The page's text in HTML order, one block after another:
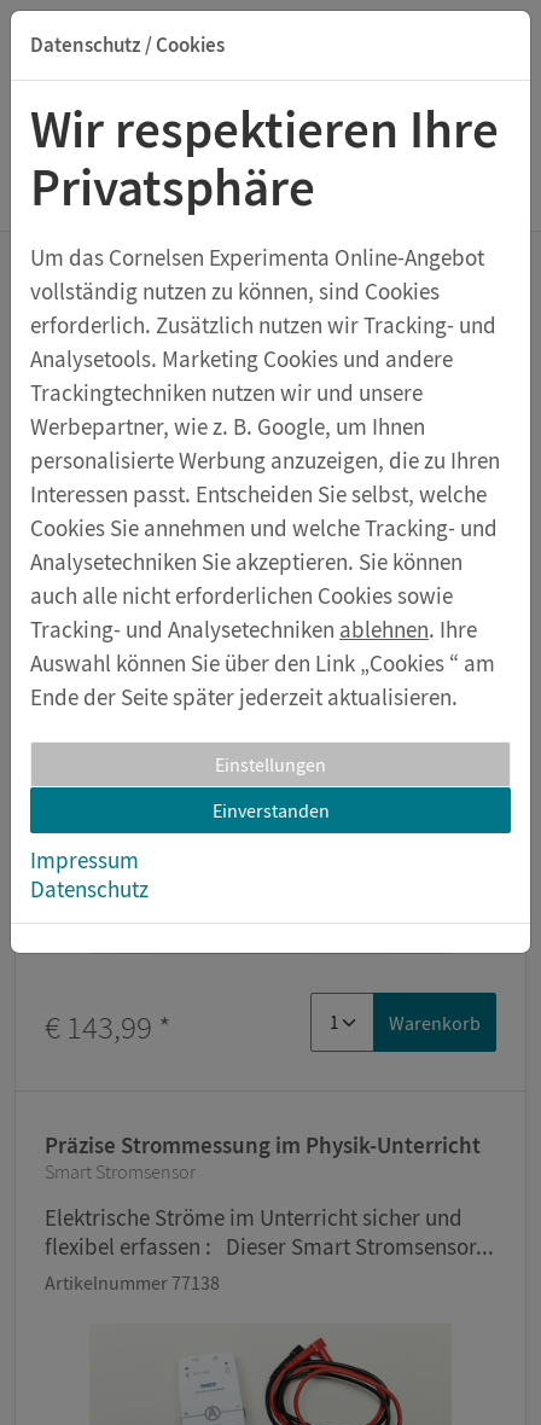
Datenschutz / Cookies
Wir respektieren Ihre
Privatsphäre
Um das Cornelsen Experimenta Online-Angebot
vollständig nutzen zu können, sind Cookies
erforderlich. Zusätzlich nutzen wir Tracking- und
Analysetools. Marketing Cookies und andere
Trackingtechniken nutzen wir und unsere
Werbepartner, wie z. B. Google, um Ihnen
personalisierte Werbung anzuzeigen, die zu Ihren
Interessen passt. Entscheiden Sie selbst, welche
Cookies Sie annehmen und welche Tracking- und
Analysetechniken Sie akzeptieren. Sie können
auch alle nicht erforderlichen Cookies sowie
Tracking- und Analysetechniken ablehnen. Ihre
Auswahl können Sie über den Link „Cookies “ am
Ende der Seite später jederzeit aktualisieren.
Einstellungen
Einverstanden
Impressum
Datenschutz
Suche nach Titel, ISBN, Webcode, Stichwort...
Menu Sensoren
Sensoren
Sortieren nach:
Smart Spannungssensor ±30 V
Spannungsverläufe in Echtzeit messen und analysieren
Der Smart Spannungssensor von PASCO ,
angeboten in Zusammenarbeit mit der
Conatex-Didactic Lehrmi...
Artikelnummer 77062
€ 143,99 * Warenkorb
Präzise Strommessung im Physik-Unterricht
Smart Stromsensor
Elektrische Ströme im Unterricht sicher und
flexibel erfassen : Dieser Smart Stromsensor...
Artikelnummer 77138